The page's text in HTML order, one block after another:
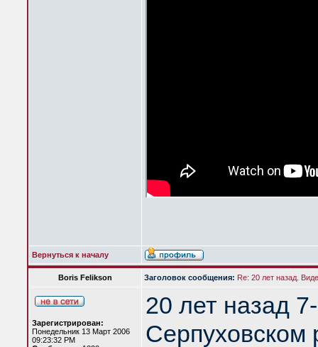
Вернуться к началу
Boris Felikson Заголовок сообщения: Re: 20 лет назад.
Зарегистрирован:
Понедельник 13 Март 2006
09:23:32 PM
20 лет назад
Серпуховском